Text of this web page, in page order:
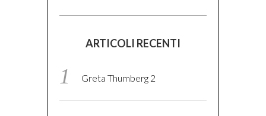
ARTICOLI RECENTI
Greta Thumberg 2